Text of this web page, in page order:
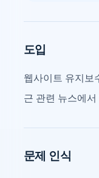
도입
웹사이트 유지보
근 관련 뉴스에
문제 인식